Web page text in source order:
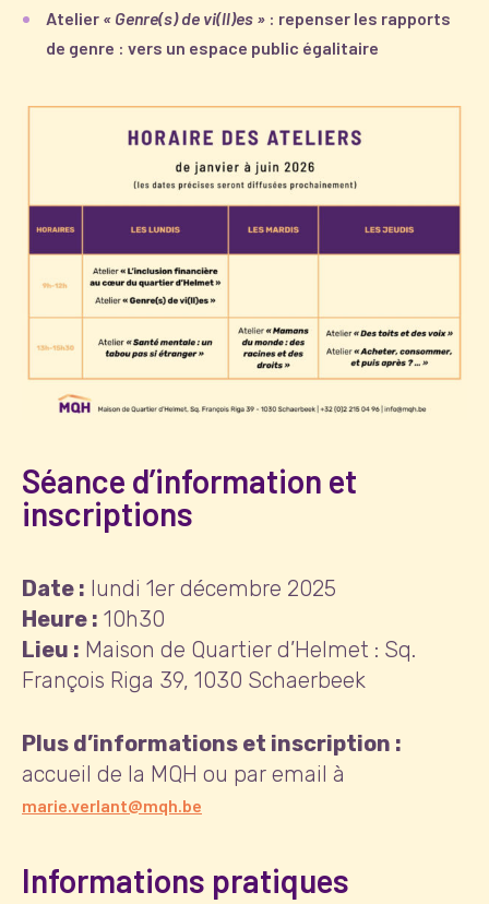
Atelier « Genre(s) de vi(ll)es » : repenser les rapports
de genre : vers un espace public égalitaire
Séance d’information et
inscriptions
Date : lundi 1er décembre 2025
Heure : 10h30
Lieu : Maison de Quartier d’Helmet : Sq.
François Riga 39, 1030 Schaerbeek
Plus d’informations et inscription :
accueil de la MQH ou par email à
marie.verlant@mqh.be
Informations pratiques